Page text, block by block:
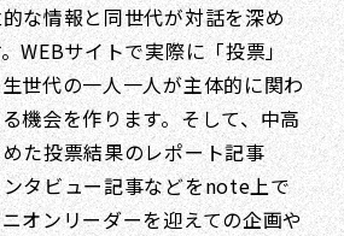
な情報と同世代が対話を深め
WEBサイトで実際に「投票」
世代の一人一人が主体的に関わ
機会を作ります。そして、中高
た投票結果のレポート記事
タビュー記事などをnote上で
オンリーダーを迎えての企画や